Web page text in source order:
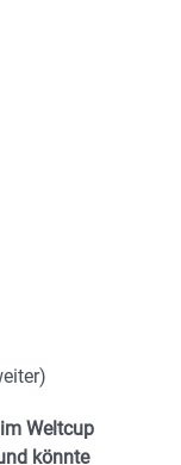
Weltcup
könnte